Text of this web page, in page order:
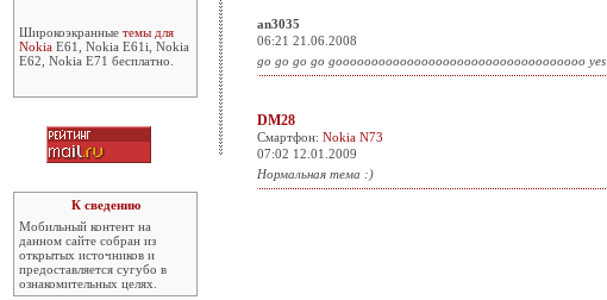
Широкоэкранные темы для
Nokia E61, Nokia E61i, Nokia
E62, Nokia E71 бесплатно.
К сведению
Мобильный контент на
данном сайте собран из
открытых источников и
предоставляется сугубо в
ознакомительных целях.
an3035
06:21 21.06.2008
go go go go gooooooooooooooooooooooooooooooooooo yes
DM28
Смартфон: Nokia N73
07:02 12.01.2009
Нормальная тема :)